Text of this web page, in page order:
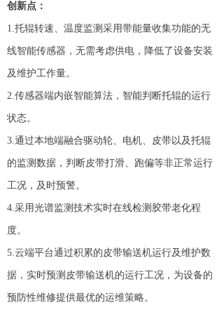
创新点：
1.托辊转速、温度监测采用带能量收集功能的无
线智能传感器，无需考虑供电，降低了设备安装
及维护工作量。
2.传感器端内嵌智能算法，智能判断托辊的运行
状态。
3.通过本地端融合驱动轮、电机、皮带以及托辊
的监测数据，判断皮带打滑、跑偏等非正常运行
工况，及时预警。
4.采用光谱监测技术实时在线检测胶带老化程
度。
5.云端平台通过积累的皮带输送机运行及维护数
据，实时预测皮带输送机的运行工况，为设备的
预防性维修提供最优的运维策略。